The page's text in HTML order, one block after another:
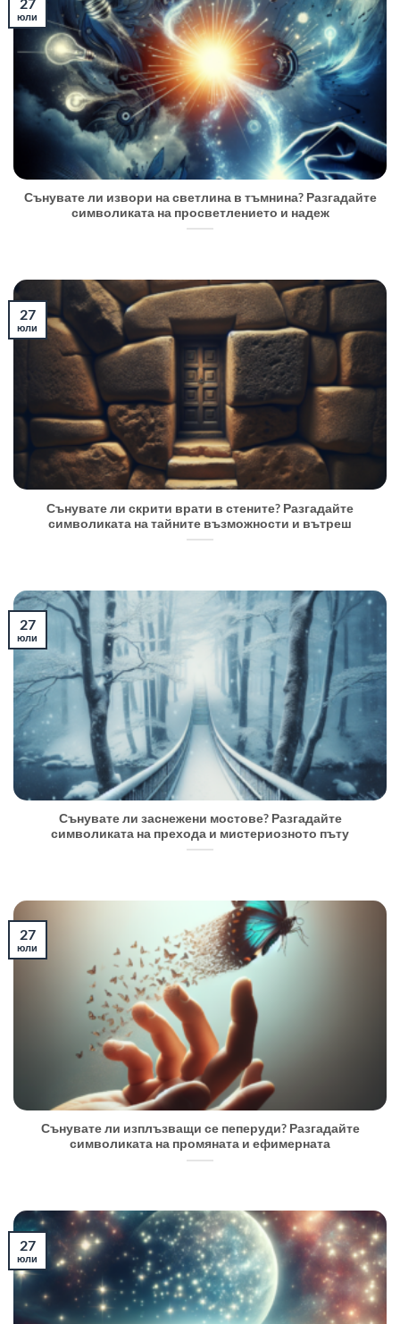
Сънувате ли извори на светлина в тъмнина? Разгадайте
символиката на просветлението и надеж
юли
Сънувате ли скрити врати в стените? Разгадайте
символиката на тайните възможности и вътреш
27
юли
Сънувате ли заснежени мостове? Разгадайте
символиката на прехода и мистериозното пъту
27
юли
Сънувате ли изплъзващи се пеперуди? Разгадайте
символиката на промяната и ефимерната
27
юли
27
юли